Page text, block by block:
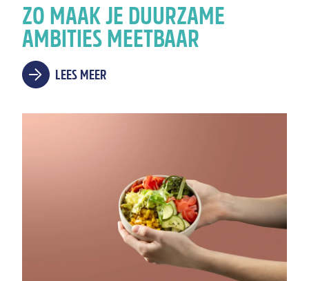
ZO MAAK JE DUURZAME
AMBITIES MEETBAAR
LEES MEER